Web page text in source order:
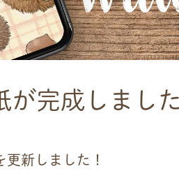
が完成しました
新しました！